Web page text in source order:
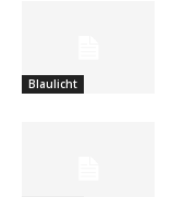
Blaulicht